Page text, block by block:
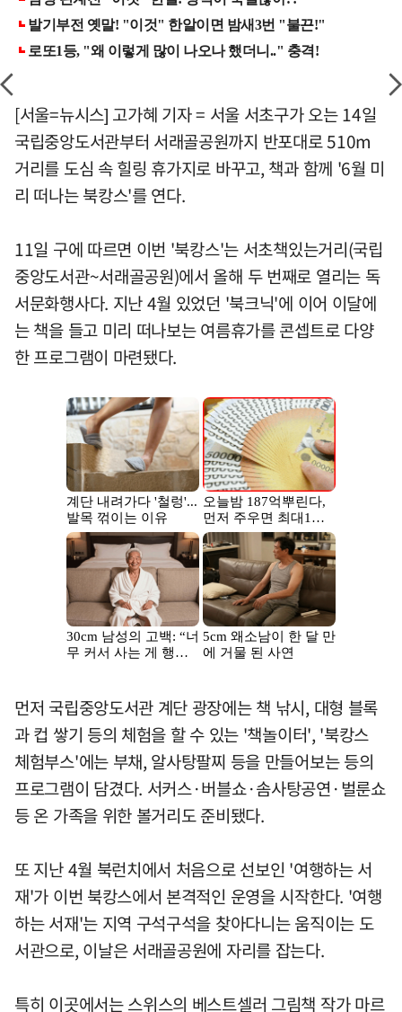
[서울=뉴시스] 고가혜 기자 = 서울 서초구가 오는 14일
국립중앙도서관부터 서래골공원까지 반포대로 510m
거리를 도심 속 힐링 휴가지로 바꾸고, 책과 함께 '6월 미
리 떠나는 북캉스'를 연다.
11일 구에 따르면 이번 '북캉스'는 서초책있는거리(국립
중앙도서관~서래골공원)에서 올해 두 번째로 열리는 독
서문화행사다. 지난 4월 있었던 '북크닉'에 이어 이달에
는 책을 들고 미리 떠나보는 여름휴가를 콘셉트로 다양
한 프로그램이 마련됐다.
먼저 국립중앙도서관 계단 광장에는 책 낚시, 대형 블록
과 컵 쌓기 등의 체험을 할 수 있는 '책놀이터', '북캉스
체험부스'에는 부채, 알사탕팔찌 등을 만들어보는 등의
프로그램이 담겼다. 서커스·버블쇼·솜사탕공연·벌룬쇼
등 온 가족을 위한 볼거리도 준비됐다.
또 지난 4월 북런치에서 처음으로 선보인 '여행하는 서
재'가 이번 북캉스에서 본격적인 운영을 시작한다. '여행
하는 서재'는 지역 구석구석을 찾아다니는 움직이는 도
서관으로, 이날은 서래골공원에 자리를 잡는다.
특히 이곳에서는 스위스의 베스트셀러 그림책 작가 마르